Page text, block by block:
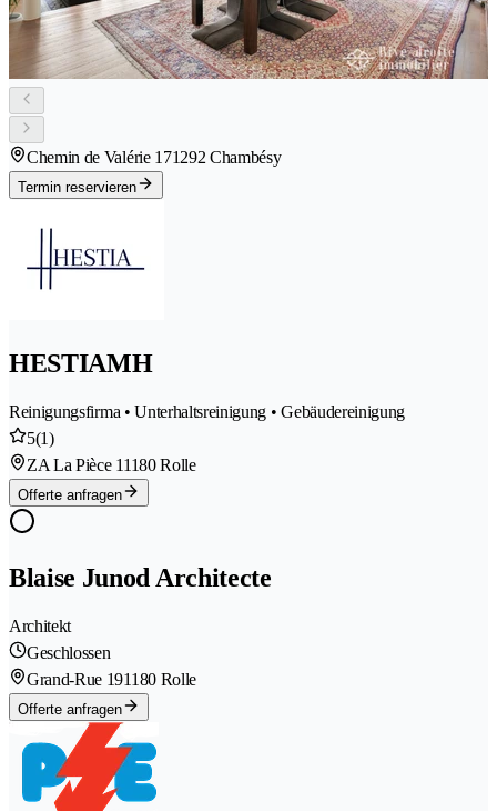
Chemin de Valérie 171292 Chambésy
Termin reservieren
HESTIAMH
Reinigungsfirma • Unterhaltsreinigung • Gebäudereinigung
5(1)
ZA La Pièce 11180 Rolle
Offerte anfragen
Blaise Junod Architecte
Architekt
Geschlossen
Grand-Rue 191180 Rolle
Offerte anfragen